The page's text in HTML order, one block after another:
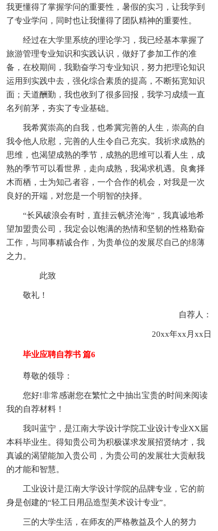
我更懂得了掌握学问的重要性，暑假的实习，让我学到
了专业学问，同时也让我懂得了团队精神的重要性。
经过在大学里系统的理论学习，我已经基本掌握了
旅游管理专业知识和实践认识，做好了参加工作的准
备，在校期间，我勤奋学习专业知识，努力把理论知识
运用到实践中去，强化综合素质的提高，不断拓宽知识
面；天道酬勤，我也收到了很多回报，我学习成绩一直
名列前茅，夯实了专业基础。
我希冀崇高的自我，也希冀完善的人生，崇高的自
我令他人欣慰，完善的人生令自己充实。我祈求成熟的
思维，也渴望成熟的季节，成熟的思维可以看人生，成
熟的季节可以看世界，走向成熟，我渴求机遇。良禽择
木而栖，士为知己者容，一个合作的机会，对我是一次
良好的开端，对您是一个明智的抉择。
“长风破浪会有时，直挂云帆济沧海”，我真诚地希
望加盟贵公司，我定会以饱满的热情和坚韧的性格勤奋
工作，与同事精诚合作，为贵单位的发展尽自己的绵薄
之力。
此致
敬礼！
自荐人：
20xx年xx月xx日
毕业应聘自荐书 篇6
尊敬的领导：
您好!非常感谢您在繁忙之中抽出宝贵的时间来阅读
我的自荐材料！
我叫蓝宁，是江南大学设计学院工业设计专业XX届
本科毕业生。得知贵公司为积极谋求发展招贤纳才，我
真诚的渴望能加入贵公司，为贵公司的发展壮大贡献我
的才能和智慧。
工业设计是江南大学设计学院的品牌专业，它的前
身是创建的“轻工日用品造型美术设计专业”。
三的大学生活，在师友的严格教益及个人的努力